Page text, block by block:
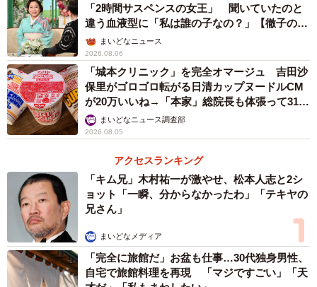
「2時間サスペンスの女王」 聞いていたのと
違う血液型に「私は誰の子なの？」【徹子の部
屋】まいどなニュース
2026.08.06
「城本クリニック」を完全オマージュ 吉田沙
保里がゴロゴロ転がる日清カップヌードルCM
が20万いいね→「本家」総院長も体張って31万
いいねまいどなニュース調査部
2026.08.05
アクセスランキング
「キム兄」木村祐一が激やせ、松本人志と2シ
ョット「一瞬、分からなかったわ」「テキヤの
兄さん」
まいどなメディア
「完全に旅館だ」お盆も仕事…30代独身男性、
自宅で旅館料理を再現 「マジですごい」「天